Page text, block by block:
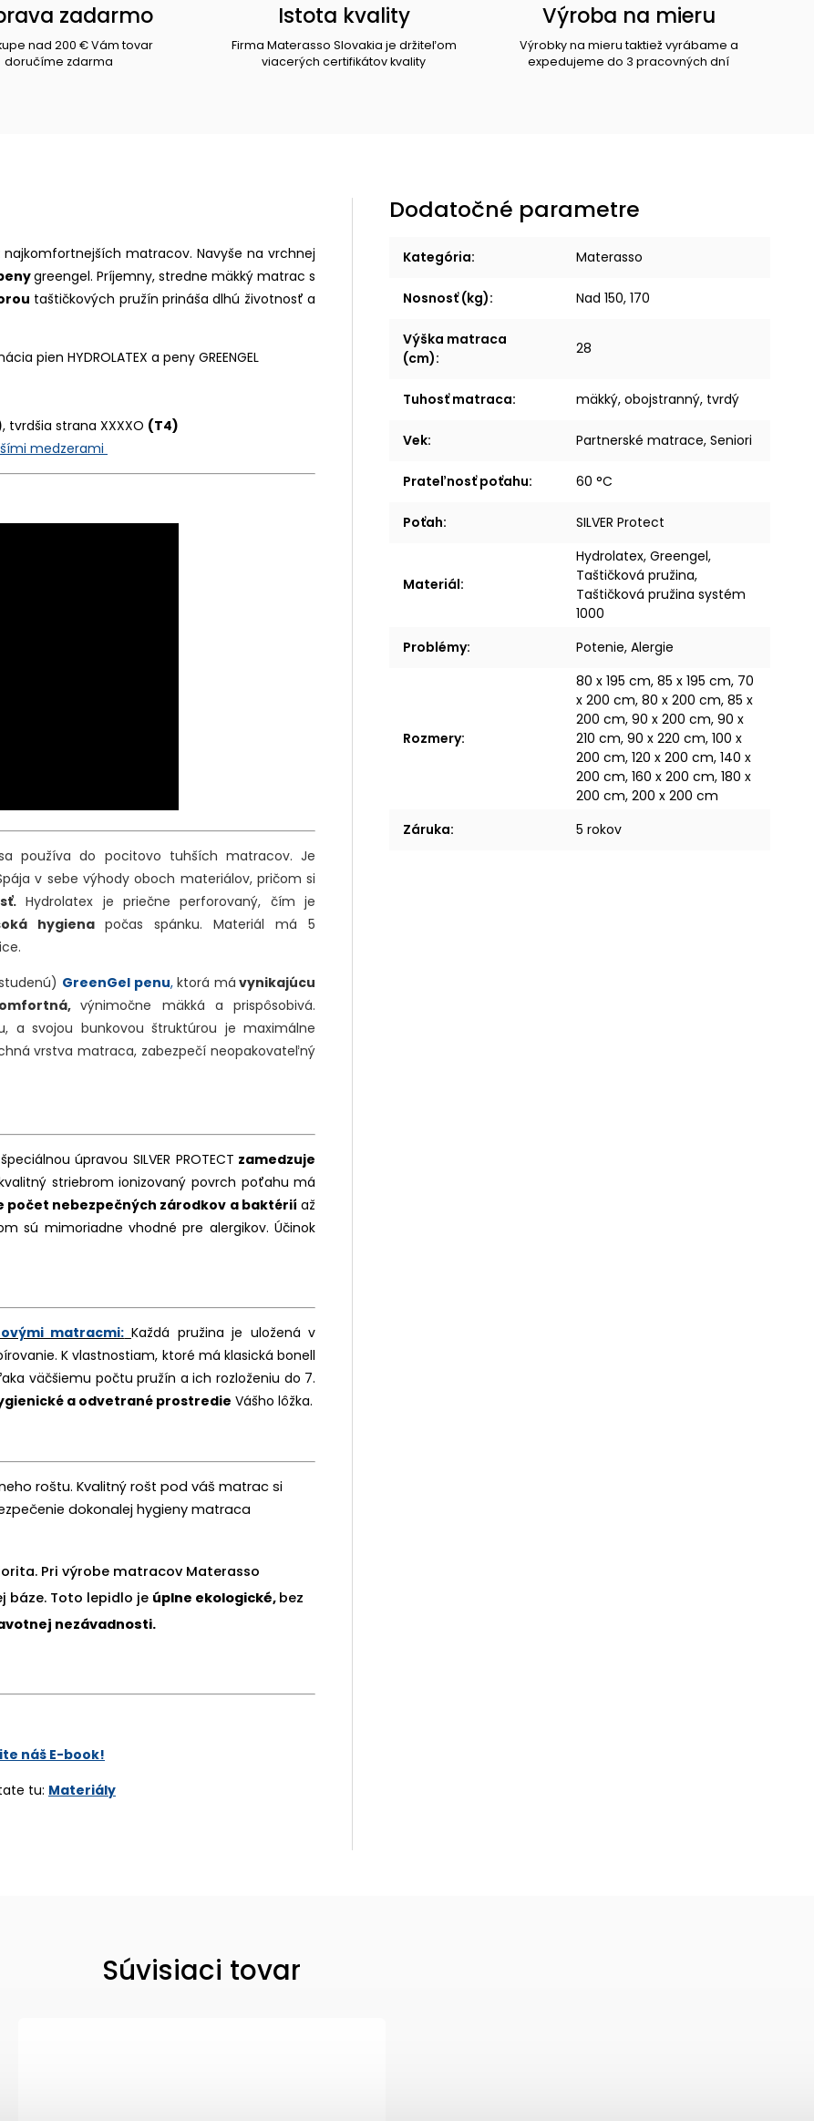
zadarmo
nad 200 € Vám tovar
doručíme zdarma
Istota kvality
Firma Materasso Slovakia je držiteľom
viacerých certifikátov kvality
Výroba na mieru
Výrobky na mieru taktiež vyrábame a
expedujeme do 3 pracovných dní
matracov. Navyše na vrchnej
greengel. Príjemny, stredne mäkký matrac s
taštičkových pružín prináša dlhú životnosť a
pien HYDROLATEX a peny GREENGEL
, tvrdšia strana XXXXO (T4)
medzerami
používa do pocitovo tuhších matracov. Je
v sebe výhody oboch materiálov, pričom si
Hydrolatex je priečne perforovaný, čím je
hygienapočas spánku. Materiál má 5
GreenGel penu,ktorá má vynikajúcu
výnimočne mäkká a prispôsobivá.
a svojou bunkovou štruktúrou je maximálne
vrstva matraca, zabezpečí neopakovateľný
úpravou SILVER PROTECT zamedzuje
striebrom ionizovaný povrch poťahu má
počet nebezpečných zárodkov a baktérií až
sú mimoriadne vhodné pre alergikov. Účinok
matracmi: Každá pružina je uložená v
. K vlastnostiam, ktoré má klasická bonell
väčšiemu počtu pružín a ich rozloženiu do 7.
a odvetrané prostredie Vášho lôžka.
roštu. Kvalitný rošt pod váš matrac si
dokonalej hygieny matraca
Pri výrobe matracov Materasso
báze. Toto lepidlo je úplne ekologické, bez
nezávadnosti.
náš E-book!
tu: Materiály
Dodatočné parametre
Kategória: Materasso
Nosnosť (kg): Nad 150, 170
Výška matraca
(cm):
28
Tuhosť matraca: mäkký, obojstranný, tvrdý
Vek: Partnerské matrace, Seniori
Prateľnosť poťahu: 60 °C
Poťah: SILVER Protect
Materiál:
Hydrolatex, Greengel,
Taštičková pružina,
Taštičková pružina systém
1000
Problémy: Potenie, Alergie
Rozmery:
80 x 195 cm, 85 x 195 cm, 70
x 200 cm, 80 x 200 cm, 85 x
200 cm, 90 x 200 cm, 90 x
210 cm, 90 x 220 cm, 100 x
200 cm, 120 x 200 cm, 140 x
200 cm, 160 x 200 cm, 180 x
200 cm, 200 x 200 cm
Záruka: 5 rokov
Súvisiaci tovar